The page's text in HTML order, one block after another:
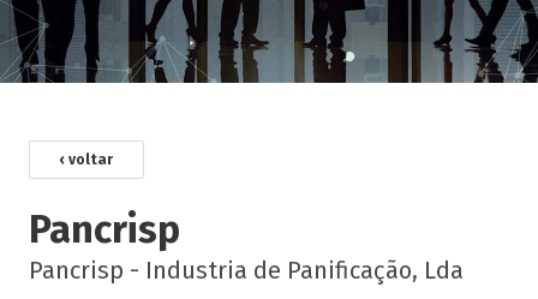
‹ voltar
Pancrisp
Pancrisp - Industria de Panificação, Lda